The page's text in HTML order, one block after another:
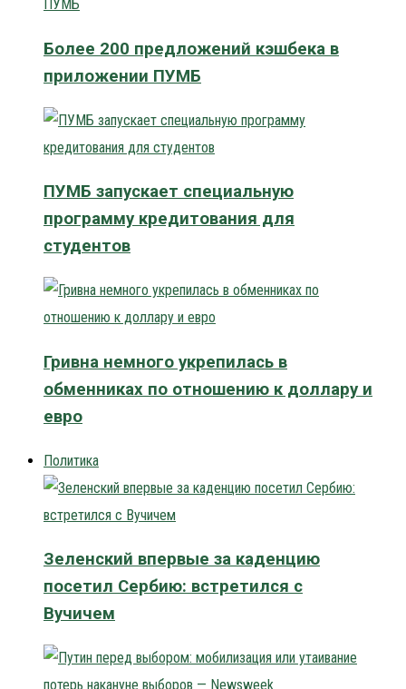
Более 200 предложений кэшбека в
приложении ПУМБ
ПУМБ запускает специальную
программу кредитования для
студентов
Гривна немного укрепилась в
обменниках по отношению к доллару и
евро
Политика
Зеленский впервые за каденцию
посетил Сербию: встретился с
Вучичем